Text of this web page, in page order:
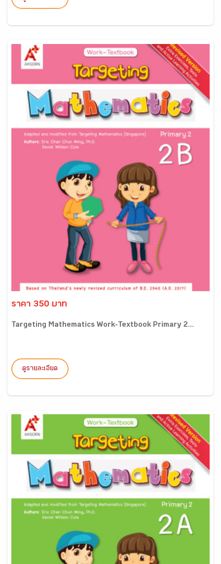
ราคา 350 บาท
Targeting Mathematics Work-Textbook Primary 2...
ดูรายละเอียด